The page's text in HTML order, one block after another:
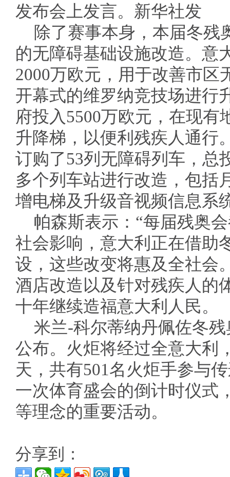
发布会上发言。新华社发
除了赛事本身，本届冬残
的无障碍基础设施改造。意
2000万欧元，用于改善市区
开幕式的维罗纳竞技场进行
府投入5500万欧元，在现
升降梯，以便利残疾人通行
订购了53列无障碍列车，总
多个列车站进行改造，包括
增电梯及升级音视频信息系
帕森斯表示：“每届残奥
社会影响，意大利正在借助
设，这些改变将惠及全社会
酒店改造以及针对残疾人的
十年继续造福意大利人民。
米兰-科尔蒂纳丹佩佐冬
公布。火炬将经过全意大利
天，共有501名火炬手参与
一次体育盛会的倒计时仪式
等理念的重要活动。
分享到：